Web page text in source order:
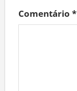
Comentário *